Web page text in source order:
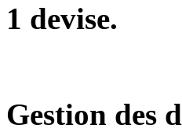
1 devise.
Gestion des